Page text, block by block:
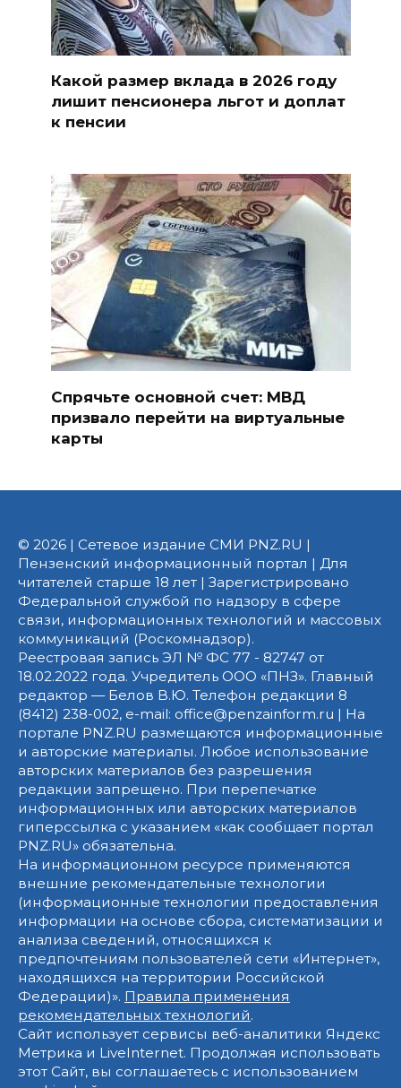
Какой размер вклада в 2026 году
лишит пенсионера льгот и доплат
к пенсии
Спрячьте основной счет: МВД
призвало перейти на виртуальные
карты
© 2026 | Сетевое издание СМИ PNZ.RU |
Пензенский информационный портал | Для
читателей старше 18 лет | Зарегистрировано
Федеральной службой по надзору в сфере
связи, информационных технологий и массовых
коммуникаций (Роскомнадзор).
Реестровая запись ЭЛ № ФС 77 - 82747 от
18.02.2022 года. Учредитель ООО «ПНЗ». Главный
редактор — Белов В.Ю. Телефон редакции 8
(8412) 238-002, e-mail: office@penzainform.ru | На
портале PNZ.RU размещаются информационные
и авторские материалы. Любое использование
авторских материалов без разрешения
редакции запрещено. При перепечатке
информационных или авторских материалов
гиперссылка с указанием «как сообщает портал
PNZ.RU» обязательна.
На информационном ресурсе применяются
внешние рекомендательные технологии
(информационные технологии предоставления
информации на основе сбора, систематизации и
анализа сведений, относящихся к
предпочтениям пользователей сети «Интернет»,
находящихся на территории Российской
Федерации)». Правила применения
рекомендательных технологий.
Сайт использует сервисы веб-аналитики Яндекс
Метрика и LiveInternet. Продолжая использовать
этот Сайт, вы соглашаетесь с использованием